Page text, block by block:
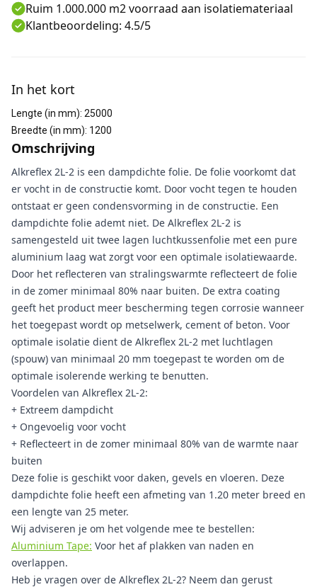
Ruim 1.000.000 m2 voorraad aan isolatiemateriaal
Klantbeoordeling: 4.5/5
In het kort
Lengte (in mm): 25000
Breedte (in mm): 1200
Omschrijving
Alkreflex 2L-2 is een dampdichte folie. De folie voorkomt dat
er vocht in de constructie komt. Door vocht tegen te houden
ontstaat er geen condensvorming in de constructie. Een
dampdichte folie ademt niet. De Alkreflex 2L-2 is
samengesteld uit twee lagen luchtkussenfolie met een pure
aluminium laag wat zorgt voor een optimale isolatiewaarde.
Door het reflecteren van stralingswarmte reflecteert de folie
in de zomer minimaal 80% naar buiten. De extra coating
geeft het product meer bescherming tegen corrosie wanneer
het toegepast wordt op metselwerk, cement of beton. Voor
optimale isolatie dient de Alkreflex 2L-2 met luchtlagen
(spouw) van minimaal 20 mm toegepast te worden om de
optimale isolerende werking te benutten.
Voordelen van Alkreflex 2L-2:
+ Extreem dampdicht
+ Ongevoelig voor vocht
+ Reflecteert in de zomer minimaal 80% van de warmte naar
buiten
Deze folie is geschikt voor daken, gevels en vloeren. Deze
dampdichte folie heeft een afmeting van 1.20 meter breed en
een lengte van 25 meter.
Wij adviseren je om het volgende mee te bestellen:
Aluminium Tape: Voor het af plakken van naden en
overlappen.
Heb je vragen over de Alkreflex 2L-2? Neem dan gerust